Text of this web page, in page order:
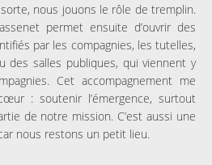
nous jouons le rôle de tremplin.
permet ensuite d’ouvrir des
par les compagnies, les tutelles,
des salles publiques, qui viennent y
Cet accompagnement me
: soutenir l’émergence, surtout
de notre mission. C’est aussi une
nous restons un petit lieu.